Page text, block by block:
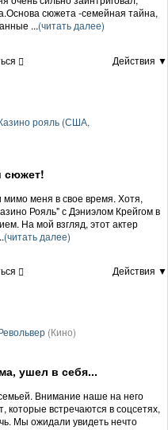
сюжета -семейная тайна,
...(читать далее)
Действия ▼
рояль (США,
сюжет!
меня в свое время. Хотя,
Рояль" с Дэниэлом Крейгом в
На мой взгляд, этот актер
(читать далее)
Действия ▼
(Кино)
ушел в себя...
Внимание наше на него
встречаются в соцсетях,
Мы ожидали увидеть нечто